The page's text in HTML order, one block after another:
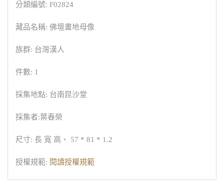
分類編號: F02824
藏品名稱: 佛壇畫地母像
族群: 台灣漢人
件數: 1
採集地點: 台南昆沙堂
採集者:葉春榮
尺寸: 長 寬 高、 57 * 81 * 1.2
授權規範: 閱讀授權規範